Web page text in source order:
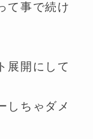
て事で続け
展開にして
しちゃダメ